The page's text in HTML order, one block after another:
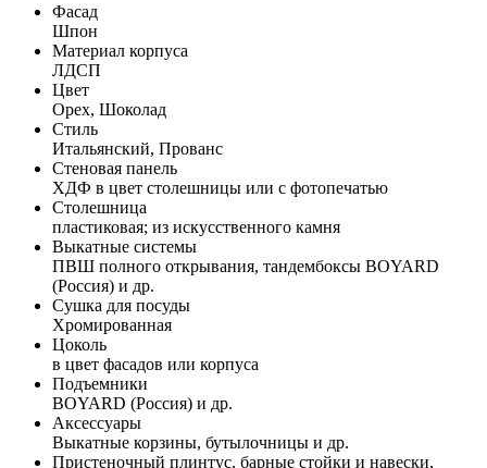
Фасад
Шпон
Материал корпуса
ЛДСП
Цвет
Орех, Шоколад
Стиль
Итальянский, Прованс
Стеновая панель
ХДФ в цвет столешницы или с фотопечатью
Столешница
пластиковая; из искусственного камня
Выкатные системы
ПВШ полного открывания, тандембоксы BOYARD
(Россия) и др.
Сушка для посуды
Хромированная
Цоколь
в цвет фасадов или корпуса
Подъемники
BOYARD (Россия) и др.
Аксессуары
Выкатные корзины, бутылочницы и др.
Пристеночный плинтус, барные стойки и навески,